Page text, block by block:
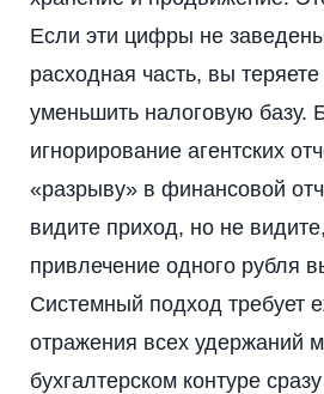
Если эти цифры не заведены
расходная часть, вы
уменьшить налоговую базу.
игнорирование агентских
«разрыву» в финансовой
видите приход, но не
привлечение одного рубля
Системный подход требует
отражения всех удержаний
бухгалтерском контуре